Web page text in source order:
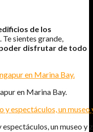
de los
. Te sientes grande,
disfrutar de todo
en Marina Bay.
un museo y